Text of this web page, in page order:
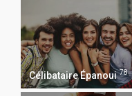
Célibataire Épanoui 78